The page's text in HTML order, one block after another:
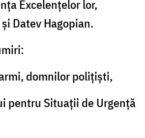
Excelențelor lor,
Datev Hagopian.
domnilor polițiști,
pentru Situații de Urgență